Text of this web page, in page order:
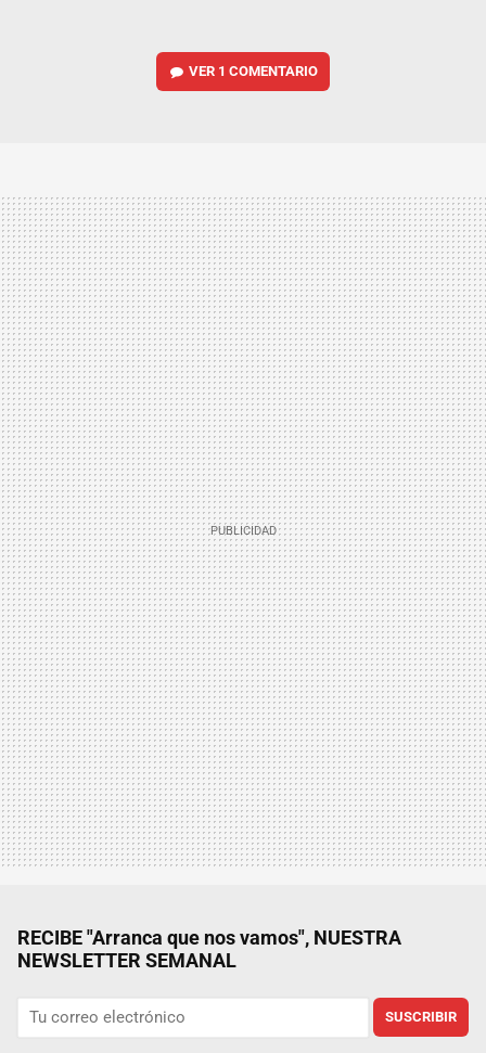
VER 1 COMENTARIO
RECIBE "Arranca que nos vamos", NUESTRA
NEWSLETTER SEMANAL
SUSCRIBIR